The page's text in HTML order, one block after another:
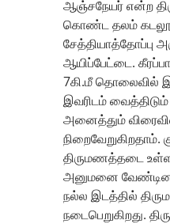
ஆஞ்சநேயர் என்ற
கொண்ட தலம்
சேத்தியாத்தோப்பு
ஆயிப்பேட்டை.
7கி.மீ தொலைவில்
இவரிடம்
அனைத்தும்
நிறைவேறுகிறதாம்.
திருமணத்தடை
அனுமனை
நல்ல இடத்தில்
நடைபெறுகிறது.